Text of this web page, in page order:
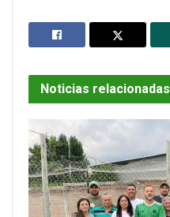
Noticias relacionadas